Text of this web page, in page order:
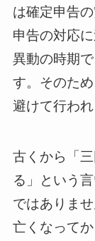
は確定申告
申告の対応
異動の時期
す。そのた
避けて行われ
古くから「
る」という
ではありま
亡くなって